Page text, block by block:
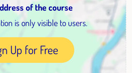
of the course
is only visible to users.
Up for Free